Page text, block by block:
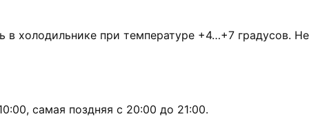
холодильнике при температуре +4…+7 градусов. Не
самая поздняя с 20:00 до 21:00.